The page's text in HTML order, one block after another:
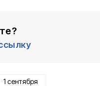
1 сентября